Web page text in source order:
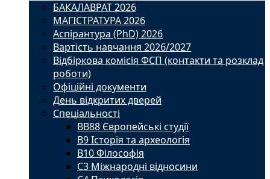
БАКАЛАВРАТ 2026
МАГІСТРАТУРА 2026
Аспірантура (PhD) 2026
Вартість навчання 2026/2027
Відбіркова комісія ФСП (контакти та розклад
роботи)
Офіційні документи
День відкритих дверей
Спеціальності
BВ88 Європейські студії
B9 Історія та археологія
B10 Філософія
C3 Міжнародні відносини